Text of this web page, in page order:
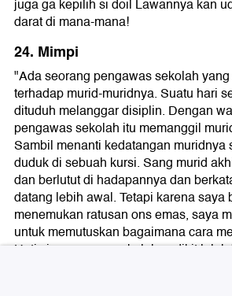
juga ga kepilih si doil Lawannya kan
darat di mana-mana!
24. Mimpi
"Ada seorang pengawas sekolah
terhadap murid-muridnya. Suatu hari
dituduh melanggar disiplin. Dengan
pengawas sekolah itu memanggil
Sambil menanti kedatangan muridnya
duduk di sebuah kursi. Sang murid
dan berlutut di hadapannya dan
datang lebih awal. Tetapi karena saya
menemukan ratusan ons emas, saya
untuk memutuskan bagaimana cara
Hati si pengawas sekolah sedikit luluh